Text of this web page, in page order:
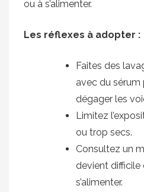
ou à s’alimenter.
Les réflexes à adopter :
Faites des
avec du
dégager les
Limitez
ou trop secs.
Consultez un
devient difficile
s’alimenter.